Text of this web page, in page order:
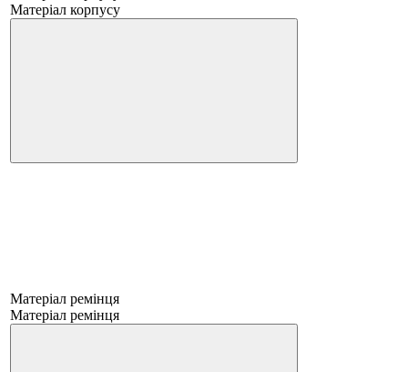
Матеріал корпусу
Матеріал ремінця
Матеріал ремінця